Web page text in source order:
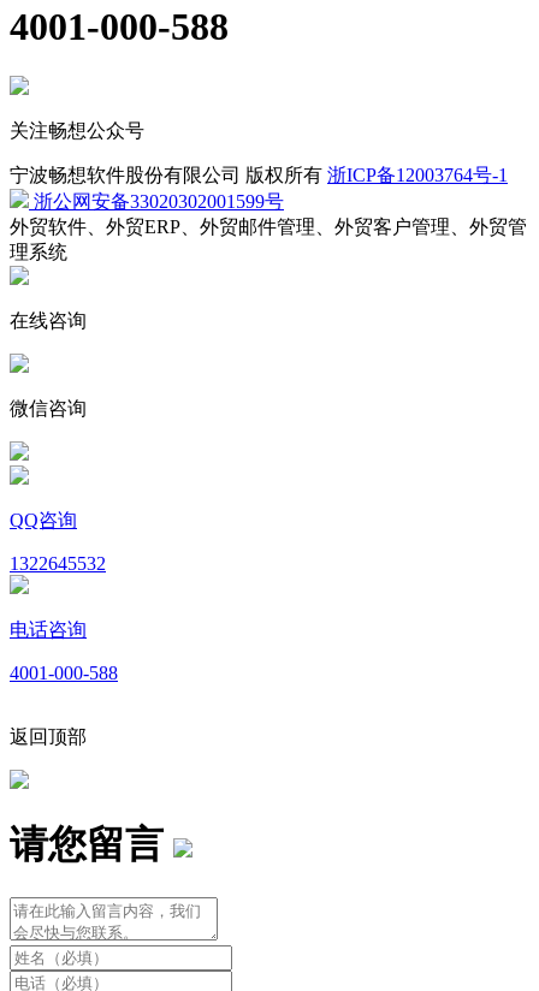
4001-000-588
关注畅想公众号
宁波畅想软件股份有限公司 版权所有 浙ICP备12003764号-1
浙公网安备33020302001599号
外贸软件、外贸ERP、外贸邮件管理、外贸客户管理、外贸管
理系统
在线咨询
微信咨询
QQ咨询
1322645532
电话咨询
4001-000-588
返回顶部
请您留言